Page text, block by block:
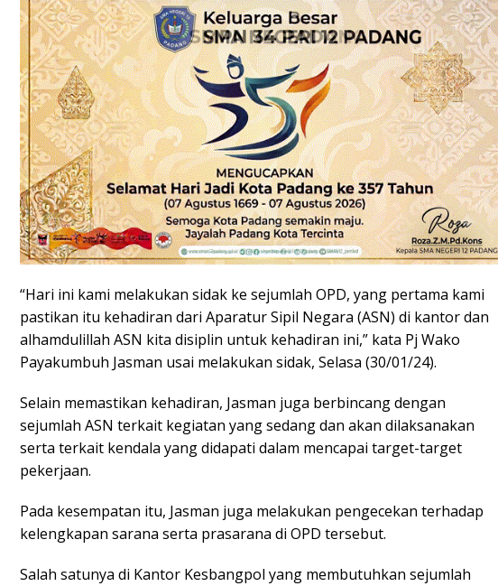
“Hari ini kami melakukan sidak ke sejumlah OPD, yang pertama kami
pastikan itu kehadiran dari Aparatur Sipil Negara (ASN) di kantor dan
alhamdulillah ASN kita disiplin untuk kehadiran ini,” kata Pj Wako
Payakumbuh Jasman usai melakukan sidak, Selasa (30/01/24).
Selain memastikan kehadiran, Jasman juga berbincang dengan
sejumlah ASN terkait kegiatan yang sedang dan akan dilaksanakan
serta terkait kendala yang didapati dalam mencapai target-target
pekerjaan.
Pada kesempatan itu, Jasman juga melakukan pengecekan terhadap
kelengkapan sarana serta prasarana di OPD tersebut.
Salah satunya di Kantor Kesbangpol yang membutuhkan sejumlah